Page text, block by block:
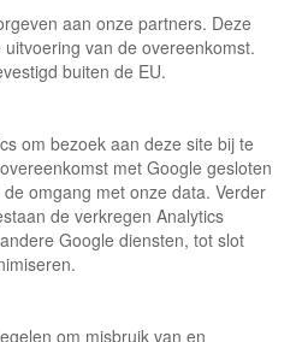
aan onze partners. Deze
van de overeenkomst.
buiten de EU.
om bezoek aan deze site bij te
met Google gesloten
omgang met onze data. Verder
de verkregen Analytics
Google diensten, tot slot
om misbruik van en